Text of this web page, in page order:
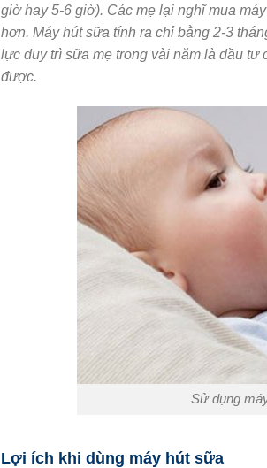
giờ hay 5-6 giờ). Các mẹ lại nghĩ mua
hơn. Máy hút sữa tính ra chỉ bằng 2-3
lực duy trì sữa mẹ trong vài năm là đầu
được.
Sử dụng
Lợi ích khi dùng máy hút sữa